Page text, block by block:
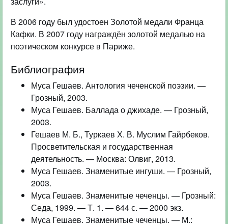
В 2006 году был удостоен Золотой медали Франца
Кафки. В 2007 году награждён золотой медалью на
поэтическом конкурсе в Париже.
Библиография
Муса Гешаев. Антология чеченской поэзии. —
Грозный, 2003.
Муса Гешаев. Баллада о джихаде. — Грозный,
2003.
Гешаев М. Б., Туркаев Х. В. Муслим Гайрбеков.
Просветительская и государственная
деятельность. — Москва: Олвиг, 2013.
Муса Гешаев. Знаменитые ингуши. — Грозный,
2003.
Муса Гешаев. Знаменитые чеченцы. — Грозный:
Седа, 1999. — Т. 1. — 644 с. — 2000 экз.
Муса Гешаев. Знаменитые чеченцы. — М.: